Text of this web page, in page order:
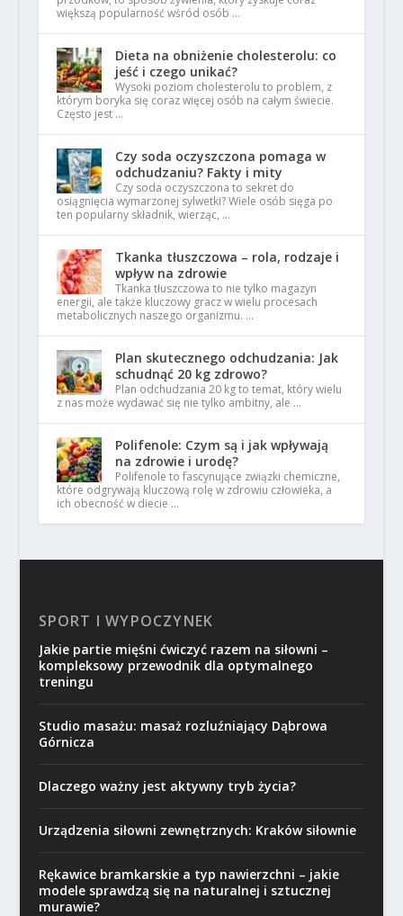
większą popularność wśród osób …
Dieta na obniżenie cholesterolu: co
jeść i czego unikać?
Wysoki poziom cholesterolu to problem, z
którym boryka się coraz więcej osób na całym świecie.
Często jest …
Czy soda oczyszczona pomaga w
odchudzaniu? Fakty i mity
Czy soda oczyszczona to sekret do
osiągnięcia wymarzonej sylwetki? Wiele osób sięga po
ten popularny składnik, wierząc, …
Tkanka tłuszczowa – rola, rodzaje i
wpływ na zdrowie
Tkanka tłuszczowa to nie tylko magazyn
energii, ale także kluczowy gracz w wielu procesach
metabolicznych naszego organizmu. …
Plan skutecznego odchudzania: Jak
schudnąć 20 kg zdrowo?
Plan odchudzania 20 kg to temat, który wielu
z nas może wydawać się nie tylko ambitny, ale …
Polifenole: Czym są i jak wpływają
na zdrowie i urodę?
Polifenole to fascynujące związki chemiczne,
które odgrywają kluczową rolę w zdrowiu człowieka, a
ich obecność w diecie …
SPORT I WYPOCZYNEK
Jakie partie mięśni ćwiczyć razem na siłowni –
kompleksowy przewodnik dla optymalnego
treningu
Studio masażu: masaż rozluźniający Dąbrowa
Górnicza
Dlaczego ważny jest aktywny tryb życia?
Urządzenia siłowni zewnętrznych: Kraków siłownie
Rękawice bramkarskie a typ nawierzchni – jakie
modele sprawdzą się na naturalnej i sztucznej
murawie?